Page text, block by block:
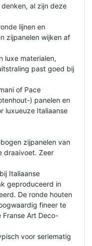
al zijn deze
lijnen en
zijpanelen wijken af
luxe materialen,
past goed bij
of Pace
) panelen en
luxueuze Italiaanse
zijpanelen van
draaivoet. Zeer
Italiaanse
geproduceerd in
De ronde houten
fineer te
Art Deco-
voor seriematig